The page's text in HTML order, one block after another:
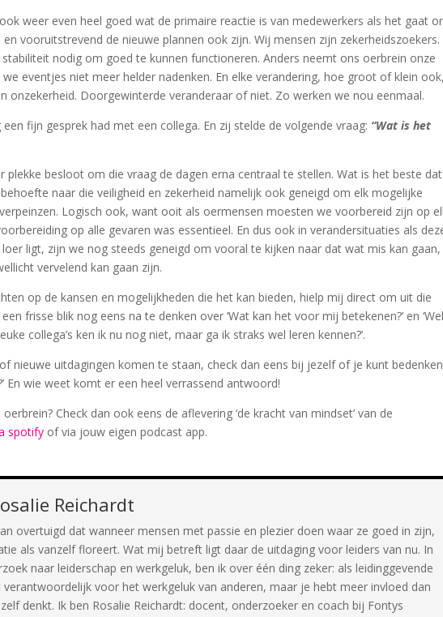
weer even heel goed wat de primaire reactie is van medewerkers als het gaat
vooruitstrevend de nieuwe plannen ook zijn. Wij mensen zijn zekerheidszoekers.
nodig om goed te kunnen functioneren. Anders neemt ons oerbrein onze
eventjes niet meer helder nadenken. En elke verandering, hoe groot of klein ook,
onzekerheid. Doorgewinterde veranderaar of niet. Zo werken we nou eenmaal.
fijn gesprek had met een collega. En zij stelde de volgende vraag: “Wat is het
plekke besloot om die vraag de dagen erna centraal te stellen. Wat is het beste dat
naar die veiligheid en zekerheid namelijk ook geneigd om elk mogelijke
Logisch ook, want ooit als oermensen moesten we voorbereid zijn op
op alle gevaren was essentieel. En dus ook in verandersituaties als
ligt, zijn we nog steeds geneigd om vooral te kijken naar dat wat mis kan gaan,
vervelend kan gaan zijn.
op de kansen en mogelijkheden die het kan bieden, hielp mij direct om uit die
frisse blik nog eens na te denken over ‘Wat kan het voor mij betekenen?’ en
collega’s ken ik nu nog niet, maar ga ik straks wel leren kennen?’.
nieuwe uitdagingen komen te staan, check dan eens bij jezelf of je kunt bedenken
En wie weet komt er een heel verrassend antwoord!
Check dan ook eens de aflevering ‘de kracht van mindset’ van de
spotify of via jouw eigen podcast app.
Reichardt
overtuigd dat wanneer mensen met passie en plezier doen waar ze goed in zijn,
als vanzelf floreert. Wat mij betreft ligt daar de uitdaging voor leiders van nu. In
naar leiderschap en werkgeluk, ben ik over één ding zeker: als leidinggevende
verantwoordelijk voor het werkgeluk van anderen, maar je hebt meer invloed dan
denkt. Ik ben Rosalie Reichardt: docent, onderzoeker en coach bij Fontys